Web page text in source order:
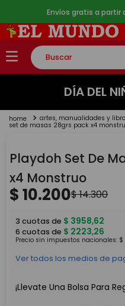
Envíos gratis a partir
Buscar
TÉRMINOS MÁS BUSCADOS
2.
lego
4
monopatin
5. toy story
DÍA DEL
artes, manualidades y
set de masas 28grs pack x4
Playdoh Set De
x4 Monstruo
$10.200$14.300
3 cuotas de $ 3958,62
6 cuotas de $ 2223,26
Precio sin impuestos nacionales: $
Ver todos los medios de
¡Llevate Una Bolsa Para